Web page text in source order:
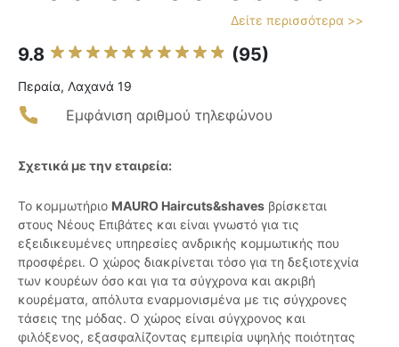
Δείτε περισσότερα >>
9.8 (95)
Περαία, Λαχανά 19
Εμφάνιση αριθμού τηλεφώνου
Σχετικά με την εταιρεία:
Το κομμωτήριο MAURO Haircuts&shaves βρίσκεται
στους Νέους Επιβάτες και είναι γνωστό για τις
εξειδικευμένες υπηρεσίες ανδρικής κομμωτικής που
προσφέρει. Ο χώρος διακρίνεται τόσο για τη δεξιοτεχνία
των κουρέων όσο και για τα σύγχρονα και ακριβή
κουρέματα, απόλυτα εναρμονισμένα με τις σύγχρονες
τάσεις της μόδας. Ο χώρος είναι σύγχρονος και
φιλόξενος, εξασφαλίζοντας εμπειρία υψηλής ποιότητας